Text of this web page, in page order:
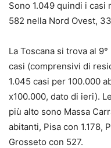
Sono 1.049 quindi i casi
582 nella Nord Ovest,
La Toscana si trova al
casi (comprensivi di
1.045 casi per 100.000
x100.000, dato di ieri).
più alto sono Massa
abitanti, Pisa con 1.178,
Grosseto con 527.